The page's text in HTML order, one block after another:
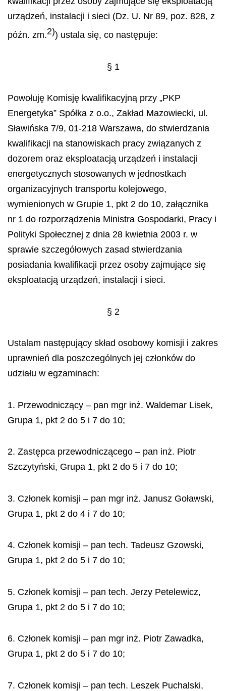
urządzeń, instalacji i sieci (Dz. U. Nr 89, poz. 828, z
późn. zm.2)) ustala się, co następuje:
§ 1
Powołuję Komisję kwalifikacyjną przy „PKP
Energetyka” Spółka z o.o., Zakład Mazowiecki, ul.
Sławińska 7/9, 01-218 Warszawa, do stwierdzania
kwalifikacji na stanowiskach pracy związanych z
dozorem oraz eksploatacją urządzeń i instalacji
energetycznych stosowanych w jednostkach
organizacyjnych transportu kolejowego,
wymienionych w Grupie 1, pkt 2 do 10, załącznika
nr 1 do rozporządzenia Ministra Gospodarki, Pracy i
Polityki Społecznej z dnia 28 kwietnia 2003 r. w
sprawie szczegółowych zasad stwierdzania
posiadania kwalifikacji przez osoby zajmujące się
eksploatacją urządzeń, instalacji i sieci.
§ 2
Ustalam następujący skład osobowy komisji i zakres
uprawnień dla poszczególnych jej członków do
udziału w egzaminach:
1. Przewodniczący – pan mgr inż. Waldemar Lisek,
Grupa 1, pkt 2 do 5 i 7 do 10;
2. Zastępca przewodniczącego – pan inż. Piotr
Szczytyński, Grupa 1, pkt 2 do 5 i 7 do 10;
3. Członek komisji – pan mgr inż. Janusz Goławski,
Grupa 1, pkt 2 do 4 i 7 do 10;
4. Członek komisji – pan tech. Tadeusz Gzowski,
Grupa 1, pkt 2 do 5 i 7 do 10;
5. Członek komisji – pan tech. Jerzy Petelewicz,
Grupa 1, pkt 2 do 5 i 7 do 10;
6. Członek komisji – pan mgr inż. Piotr Zawadka,
Grupa 1, pkt 2 do 5 i 7 do 10;
7. Członek komisji – pan tech. Leszek Puchalski,